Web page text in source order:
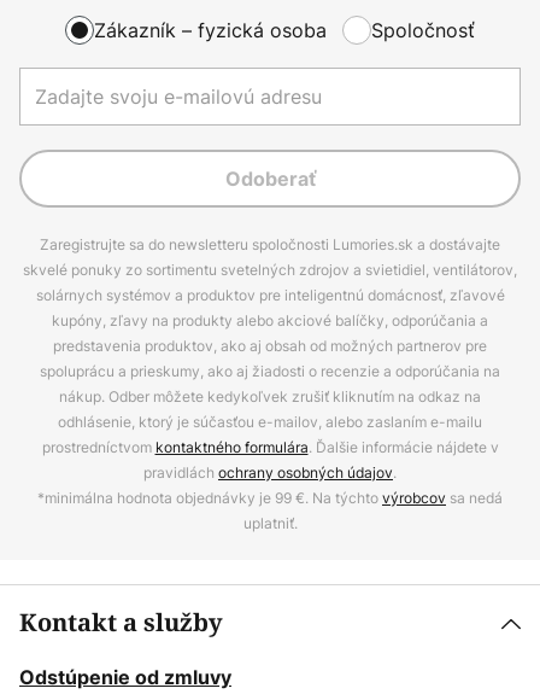
Zákazník – fyzická osoba Spoločnosť
Odoberať
Zaregistrujte sa do newsletteru spoločnosti Lumories.sk a dostávajte
skvelé ponuky zo sortimentu svetelných zdrojov a svietidiel, ventilátorov,
solárnych systémov a produktov pre inteligentnú domácnosť, zľavové
kupóny, zľavy na produkty alebo akciové balíčky, odporúčania a
predstavenia produktov, ako aj obsah od možných partnerov pre
spoluprácu a prieskumy, ako aj žiadosti o recenzie a odporúčania na
nákup. Odber môžete kedykoľvek zrušiť kliknutím na odkaz na
odhlásenie, ktorý je súčasťou e-mailov, alebo zaslaním e-mailu
prostredníctvom kontaktného formulára. Ďalšie informácie nájdete v
pravidlách ochrany osobných údajov.
*minimálna hodnota objednávky je 99 €. Na týchtovýrobcov sa nedá
uplatniť.
Kontakt a služby
Odstúpenie od zmluvy